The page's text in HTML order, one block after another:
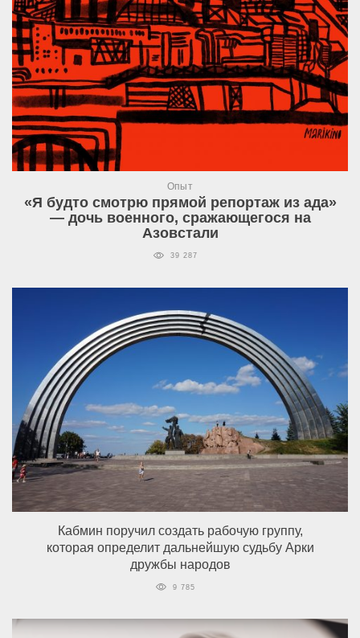
Опыт
«Я будто смотрю прямой репортаж из ада»
— дочь военного, сражающегося на
Азовстали
39 287
Кабмин поручил создать рабочую группу,
которая определит дальнейшую судьбу Арки
дружбы народов
9 785